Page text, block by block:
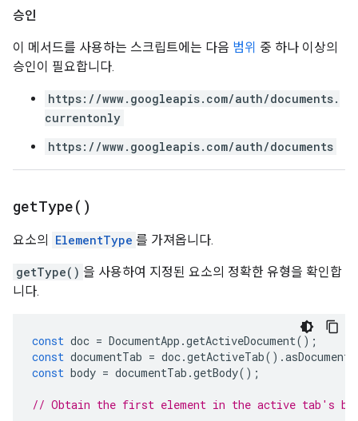
승인
이 메서드를 사용하는 스크립트에는 다음 범위 중 하나 이상의
승인이 필요합니다.
https://www.googleapis.com/auth/documents.
currentonly
https://www.googleapis.com/auth/documents
getType( )
요소의 ElementType 를 가져옵니다.
getType() 을 사용하여 지정된 요소의 정확한 유형을 확인합
니다.
const doc = DocumentApp .getActiveDocument();
const documentTab = doc.getActiveTab().
const body = documentTab .getBody();
// Obtain the first element in the active tab's